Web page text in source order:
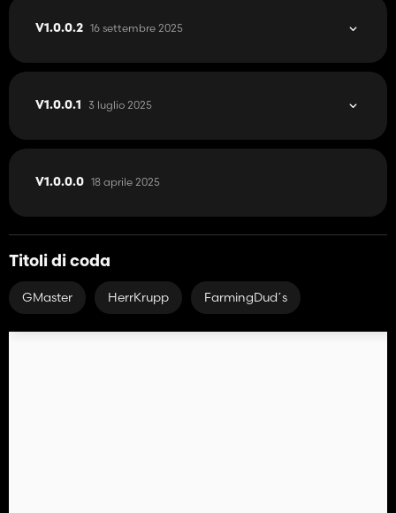
V1.0.0.2 16 settembre 2025
V1.0.0.1 3 luglio 2025
V1.0.0.0 18 aprile 2025
Titoli di coda
GMaster HerrKrupp FarmingDud´s